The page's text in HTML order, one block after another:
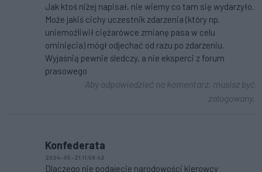
Jak ktoś niżej napisał, nie wiemy co tam się wydarzyło.
Może jakiś cichy uczestnik zdarzenia (który np.
uniemożliwił ciężarówce zmianę pasa w celu
ominięcia) mógł odjechać od razu po zdarzeniu.
Wyjaśnią pewnie śledczy, a nie eksperci z forum
prasowego
Aby odpowiedzieć na komentarz, musisz być
zalogowany.
Konfederata
2024-05-21 11:58:42
Dlaczego nie podajecie narodowości kierowcy